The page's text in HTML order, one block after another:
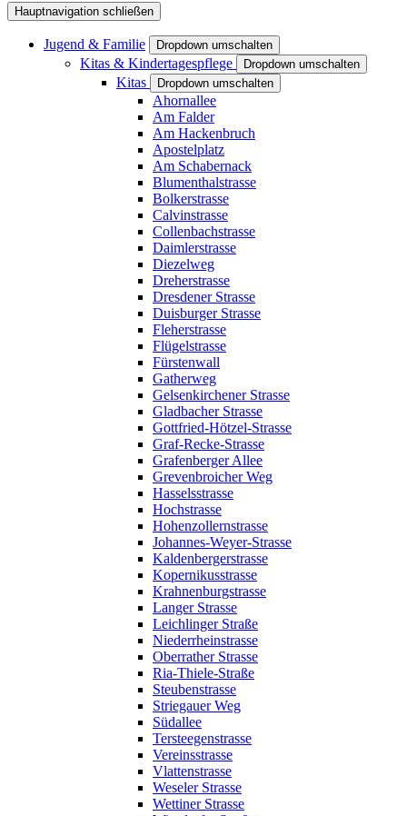
Hauptnavigation schließen
Jugend & Familie Dropdown umschalten
Kitas & Kindertagespflege Dropdown umschalten
Kitas Dropdown umschalten
Ahornallee
Am Falder
Am Hackenbruch
Apostelplatz
Am Schabernack
Blumenthalstrasse
Bolkerstrasse
Calvinstrasse
Collenbachstrasse
Daimlerstrasse
Diezelweg
Dreherstrasse
Dresdener Strasse
Duisburger Strasse
Fleherstrasse
Flügelstrasse
Fürstenwall
Gatherweg
Gelsenkirchener Strasse
Gladbacher Strasse
Gottfried-Hötzel-Strasse
Graf-Recke-Strasse
Grafenberger Allee
Grevenbroicher Weg
Hasselsstrasse
Hochstrasse
Hohenzollernstrasse
Johannes-Weyer-Strasse
Kaldenbergerstrasse
Kopernikusstrasse
Krahnenburgstrasse
Langer Strasse
Leichlinger Straße
Niederrheinstrasse
Oberrather Strasse
Ria-Thiele-Straße
Steubenstrasse
Striegauer Weg
Südallee
Tersteegenstrasse
Vereinsstrasse
Vlattenstrasse
Weseler Strasse
Wettiner Strasse